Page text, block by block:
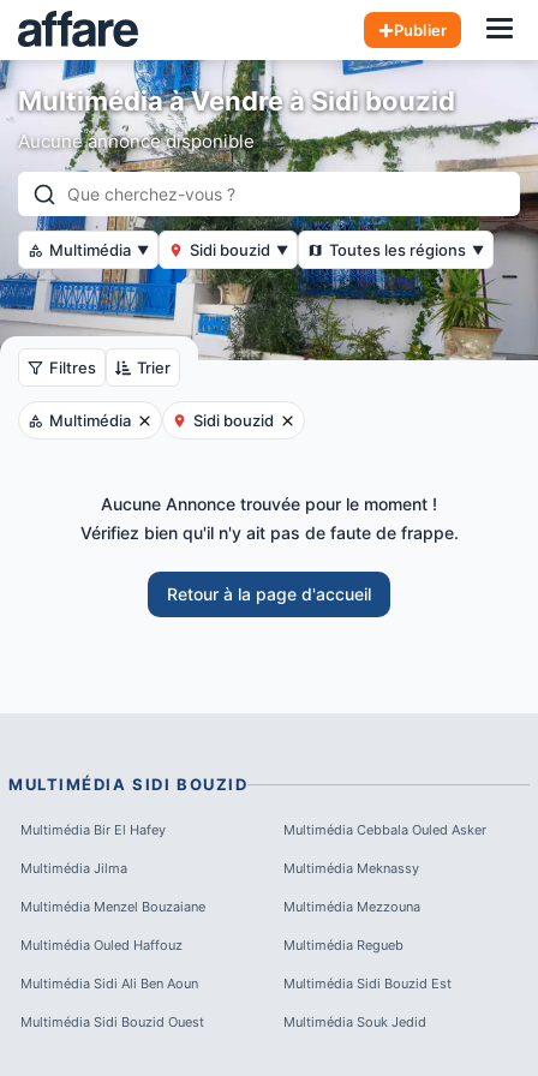
Publier
Multimédia à Vendre à Sidi bouzid
Aucune annonce disponible
Multimédia ▼ Sidi bouzid ▼ Toutes les régions ▼
Filtres Trier
Multimédia Sidi bouzid
Aucune Annonce trouvée pour le moment !
Vérifiez bien qu'il n'y ait pas de faute de frappe.
Retour à la page d'accueil
MULTIMÉDIA SIDI BOUZID
Multimédia Bir El Hafey Multimédia Cebbala Ouled Asker
Multimédia Jilma Multimédia Meknassy
Multimédia Menzel Bouzaiane Multimédia Mezzouna
Multimédia Ouled Haffouz Multimédia Regueb
Multimédia Sidi Ali Ben Aoun Multimédia Sidi Bouzid Est
Multimédia Sidi Bouzid Ouest Multimédia Souk Jedid